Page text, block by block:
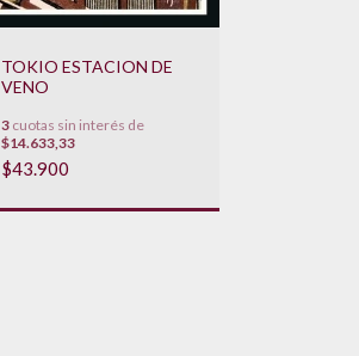
TOKIO ESTACION DE
VENO
3cuotas sin interés de
$14.633,33
$43.900